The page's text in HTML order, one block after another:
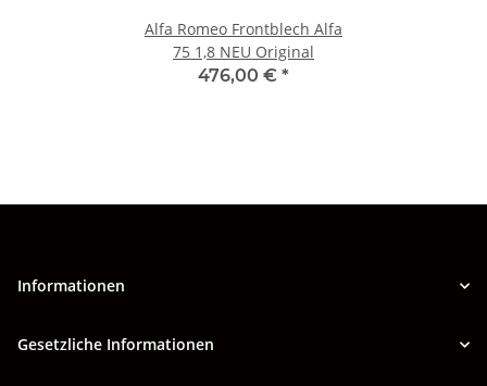
Alfa Romeo Frontblech Alfa
75 1,8 NEU Original
476,00 € *
Informationen
Gesetzliche Informationen